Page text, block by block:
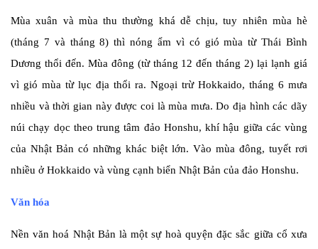
Mùa xuân và mùa thu thường khá dễ chịu, tuy nhiên mùa hè
(tháng 7 và tháng 8) thì nóng ẩm vì có gió mùa từ Thái Bình
Dương thổi đến. Mùa đông (từ tháng 12 đến tháng 2) lại lạnh giá
vì gió mùa từ lục địa thổi ra. Ngoại trừ Hokkaido, tháng 6 mưa
nhiều và thời gian này được coi là mùa mưa. Do địa hình các dãy
núi chạy dọc theo trung tâm đảo Honshu, khí hậu giữa các vùng
của Nhật Bản có những khác biệt lớn. Vào mùa đông, tuyết rơi
nhiều ở Hokkaido và vùng cạnh biển Nhật Bản của đảo Honshu.
Văn hóa
Nền văn hoá Nhật Bản là một sự hoà quyện đặc sắc giữa cổ xưa